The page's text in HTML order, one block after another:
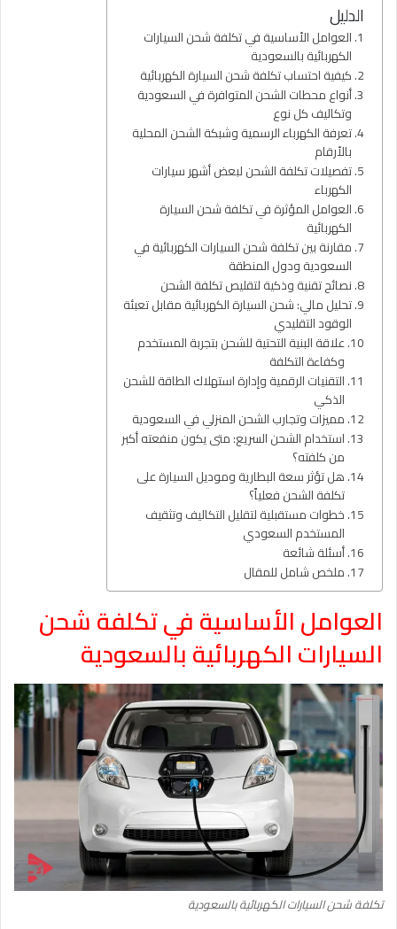
الدليل
العوامل الأساسية في تكلفة شحن السيارات
الكهربائية بالسعودية
كيفية احتساب تكلفة شحن السيارة الكهربائية
أنواع محطات الشحن المتوافرة في السعودية
وتكاليف كل نوع
تعرفة الكهرباء الرسمية وشبكة الشحن المحلية
بالأرقام
تفصيلات تكلفة الشحن لبعض أشهر سيارات
الكهرباء
العوامل المؤثرة في تكلفة شحن السيارة
الكهربائية
مقارنة بين تكلفة شحن السيارات الكهربائية في
السعودية ودول المنطقة
نصائح تقنية وذكية لتقليص تكلفة الشحن
تحليل مالي: شحن السيارة الكهربائية مقابل تعبئة
الوقود التقليدي
علاقة البنية التحتية للشحن بتجربة المستخدم
وكفاءة التكلفة
التقنيات الرقمية وإدارة استهلاك الطاقة للشحن
الذكي
مميزات وتجارب الشحن المنزلي في السعودية
استخدام الشحن السريع: متى يكون منفعته أكبر
من كلفته؟
هل تؤثر سعة البطارية وموديل السيارة على
تكلفة الشحن فعلياً؟
خطوات مستقبلية لتقليل التكاليف وتثقيف
المستخدم السعودي
أسئلة شائعة
ملخص شامل للمقال
العوامل الأساسية في تكلفة شحن
السيارات الكهربائية بالسعودية
تكلفة شحن السيارات الكهربائية بالسعودية